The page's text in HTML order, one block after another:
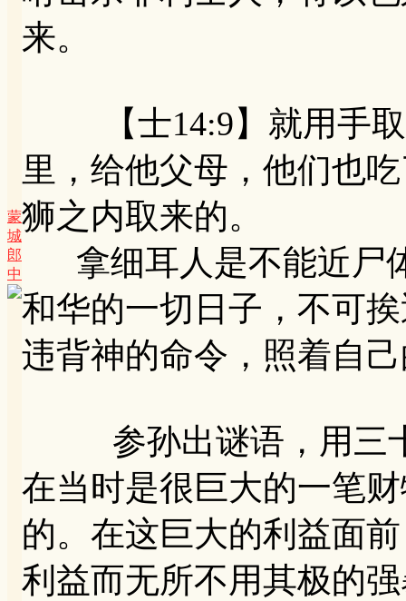
蒙
城
郎
中
来。
【士14:9】就用手取
里，给他父母，他们也
狮之内取来的。
拿细耳人是不能近尸
和华的一切日子，不可
违背神的命令，照着自
参孙出谜语，用三十
在当时是很巨大的一笔
的。在这巨大的利益面
利益而无所不用其极的